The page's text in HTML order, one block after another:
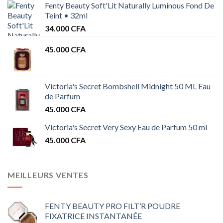
Fenty Beauty Soft'Lit Naturally Luminous Fond De
Teint • 32ml
34.000 CFA
45.000 CFA
Victoria's Secret Bombshell Midnight 50 ML Eau
de Parfum
45.000 CFA
Victoria's Secret Very Sexy Eau de Parfum 50 ml
45.000 CFA
MEILLEURS VENTES
FENTY BEAUTY PRO FILT’R POUDRE
FIXATRICE INSTANTANÉE